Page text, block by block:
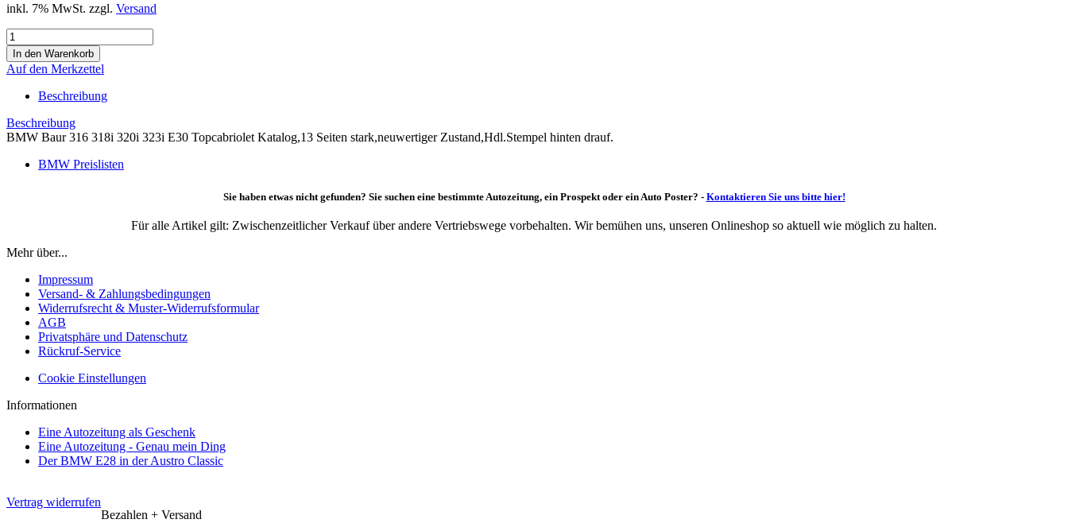
inkl. 7% MwSt. zzgl. Versand
Auf den Merkzettel
Beschreibung
Beschreibung
BMW Baur 316 318i 320i 323i E30 Topcabriolet Katalog,13 Seiten stark,neuwertiger Zustand,Hdl.Stempel hinten drauf.
BMW Preislisten
Sie haben etwas nicht gefunden? Sie suchen eine bestimmte Autozeitung, ein Prospekt oder ein Auto Poster? - Kontaktieren Sie uns bitte hier!
Für alle Artikel gilt: Zwischenzeitlicher Verkauf über andere Vertriebswege vorbehalten. Wir bemühen uns, unseren Onlineshop so aktuell wie möglich zu halten.
Mehr über...
Impressum
Versand- & Zahlungsbedingungen
Widerrufsrecht & Muster-Widerrufsformular
AGB
Privatsphäre und Datenschutz
Rückruf-Service
Cookie Einstellungen
Informationen
Eine Autozeitung als Geschenk
Eine Autozeitung - Genau mein Ding
Der BMW E28 in der Austro Classic
Vertrag widerrufen
Bezahlen + Versand